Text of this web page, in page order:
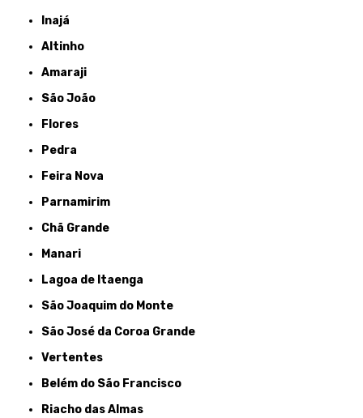
Inajá
Altinho
Amaraji
São João
Flores
Pedra
Feira Nova
Parnamirim
Chã Grande
Manari
Lagoa de Itaenga
São Joaquim do Monte
São José da Coroa Grande
Vertentes
Belém do São Francisco
Riacho das Almas